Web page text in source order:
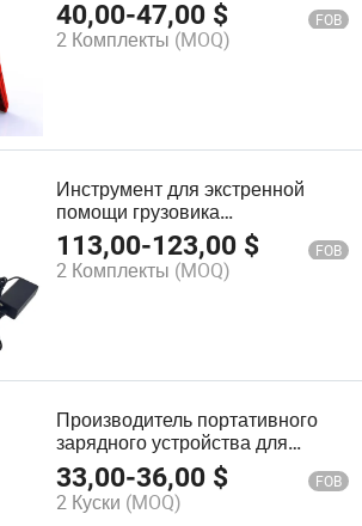
автомобиля
40,00-47,00 $ FOB
2 Комплекты (MOQ)
Инструмент для экстренной
помощи грузовика
Многофункциональный 12V 24V
Пусковое устройство для
аккумулятора Бустер Пауэр
113,00-123,00 $ FOB
2 Комплекты (MOQ)
Производитель портативного
зарядного устройства для
автомобильного аккумулятора,
пускового устройства с насосом
для накачки шин
33,00-36,00 $ FOB
2 Куски (MOQ)